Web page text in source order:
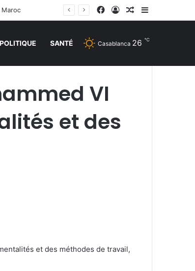
Facebook
Connexion
Article Aléatoire
Sidebar
POLITIQUE SANTÉ Casablanca 26 ℃
VI
et des
et des méthodes de travail,